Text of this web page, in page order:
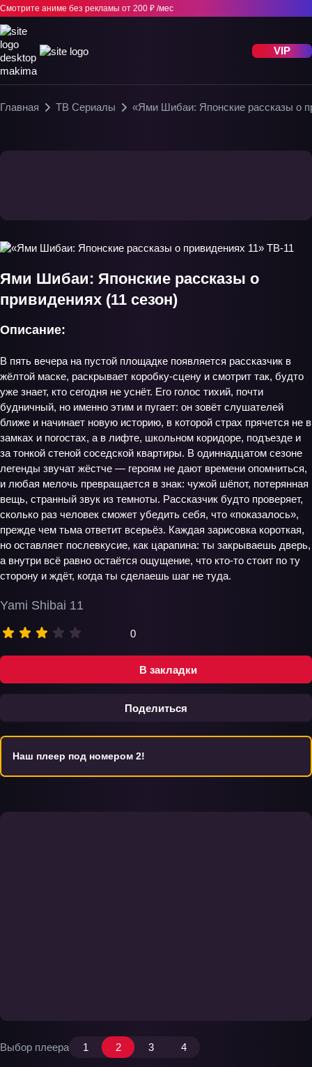
Смотрите аниме без рекламы от 200 ₽ /мес
VIP
Главная ТВ Сериалы «Ями Шибаи: Японские рассказы о
В закладки
Поделиться
Ями Шибаи: Японские рассказы о
привидениях (11 сезон)
Yami Shibai 11
0
Описание:
В пять вечера на пустой площадке появляется рассказчик в
жёлтой маске, раскрывает коробку‑сцену и смотрит так, будто
уже знает, кто сегодня не уснёт. Его голос тихий, почти
будничный, но именно этим и пугает: он зовёт слушателей
ближе и начинает новую историю, в которой страх прячется не в
замках и погостах, а в лифте, школьном коридоре, подъезде и
за тонкой стеной соседской квартиры. В одиннадцатом сезоне
легенды звучат жёстче — героям не дают времени опомниться,
и любая мелочь превращается в знак: чужой шёпот, потерянная
вещь, странный звук из темноты. Рассказчик будто проверяет,
сколько раз человек сможет убедить себя, что «показалось»,
прежде чем тьма ответит всерьёз. Каждая зарисовка короткая,
но оставляет послевкусие, как царапина: ты закрываешь дверь,
а внутри всё равно остаётся ощущение, что кто‑то стоит по ту
сторону и ждёт, когда ты сделаешь шаг не туда.
Наш плеер под номером 2!
Выбор плеера 1 2 3 4